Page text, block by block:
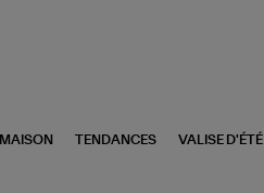
MAISON TENDANCES VALISE D'ÉTÉ